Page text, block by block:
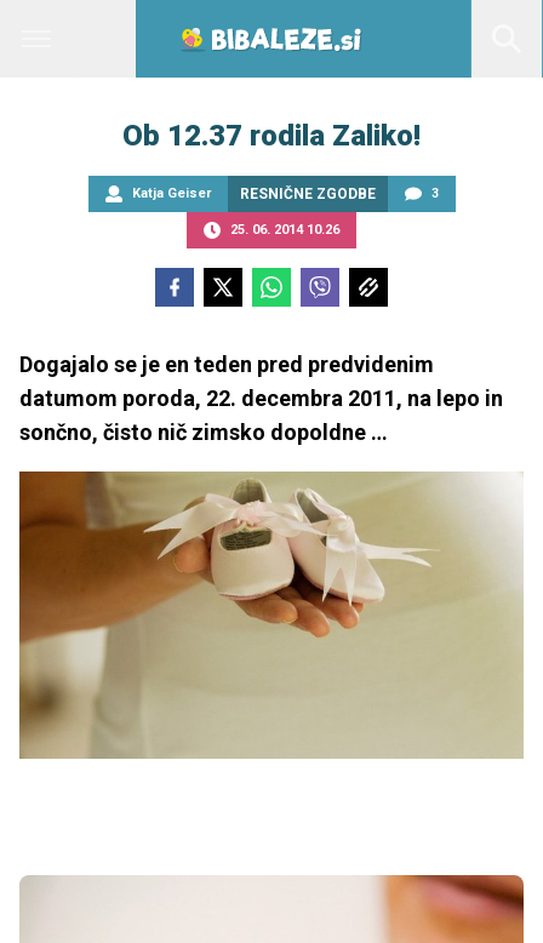
Ob 12.37 rodila Zaliko!
Katja Geiser RESNIČNE ZGODBE 3
25. 06. 2014 10.26
Dogajalo se je en teden pred predvidenim
datumom poroda, 22. decembra 2011, na lepo in
sončno, čisto nič zimsko dopoldne …